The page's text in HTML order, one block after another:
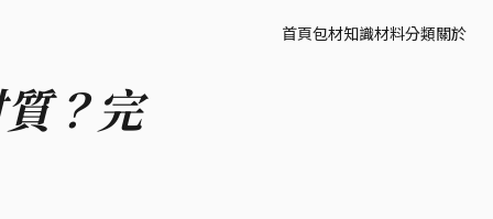
首頁包材知識材料分類關於
？完